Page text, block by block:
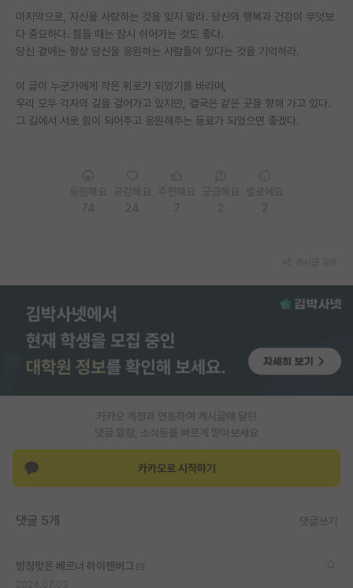
마지막으로, 자신을 사랑하는 것을 잊지 말라. 당신의 행복과 건강이 무엇보
다 중요하다. 힘들 때는 잠시 쉬어가는 것도 좋다.
당신 곁에는 항상 당신을 응원하는 사람들이 있다는 것을 기억하라.
이 글이 누군가에게 작은 위로가 되었기를 바라며,
우리 모두 각자의 길을 걸어가고 있지만, 결국은 같은 곳을 향해 가고 있다.
그 길에서 서로 힘이 되어주고 응원해주는 동료가 되었으면 좋겠다.
카카오 계정과 연동하여 게시글에 달린
댓글 알람, 소식등을 빠르게 받아보세요
카카오로 시작하기
댓글 5개 댓글쓰기
방정맞은 베르너 하이젠버그